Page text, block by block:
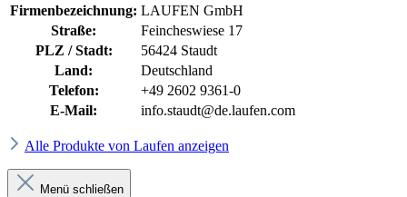
Firmenbezeichnung: LAUFEN GmbH
Straße:
Feincheswiese 17
PLZ / Stadt:
56424 Staudt
Land:
Deutschland
Telefon:
+49 2602 9361-0
E-Mail:
info.staudt@de.laufen.com
Alle Produkte von Laufen anzeigen
Menü schließen